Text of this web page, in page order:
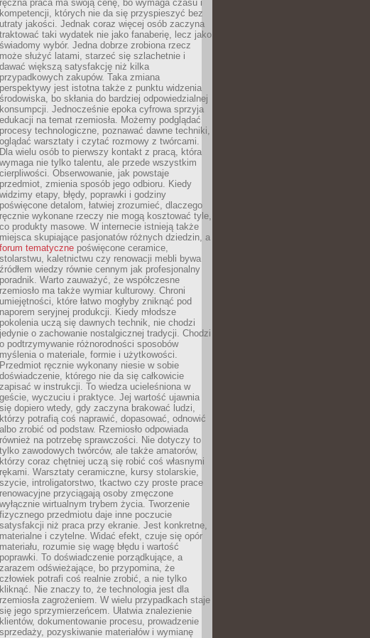
ręczna praca ma swoją cenę, bo wymaga czasu i
kompetencji, których nie da się przyspieszyć bez
utraty jakości. Jednak coraz więcej osób zaczyna
traktować taki wydatek nie jako fanaberię, lecz jako
świadomy wybór. Jedna dobrze zrobiona rzecz
może służyć latami, starzeć się szlachetnie i
dawać większą satysfakcję niż kilka
przypadkowych zakupów. Taka zmiana
perspektywy jest istotna także z punktu widzenia
środowiska, bo skłania do bardziej odpowiedzialnej
konsumpcji. Jednocześnie epoka cyfrowa sprzyja
edukacji na temat rzemiosła. Możemy podglądać
procesy technologiczne, poznawać dawne techniki,
oglądać warsztaty i czytać rozmowy z twórcami.
Dla wielu osób to pierwszy kontakt z pracą, która
wymaga nie tylko talentu, ale przede wszystkim
cierpliwości. Obserwowanie, jak powstaje
przedmiot, zmienia sposób jego odbioru. Kiedy
widzimy etapy, błędy, poprawki i godziny
poświęcone detalom, łatwiej zrozumieć, dlaczego
ręcznie wykonane rzeczy nie mogą kosztować tyle,
co produkty masowe. W internecie istnieją także
miejsca skupiające pasjonatów różnych dziedzin, a
forum tematyczne poświęcone ceramice,
stolarstwu, kaletnictwu czy renowacji mebli bywa
źródłem wiedzy równie cennym jak profesjonalny
poradnik. Warto zauważyć, że współczesne
rzemiosło ma także wymiar kulturowy. Chroni
umiejętności, które łatwo mogłyby zniknąć pod
naporem seryjnej produkcji. Kiedy młodsze
pokolenia uczą się dawnych technik, nie chodzi
jedynie o zachowanie nostalgicznej tradycji. Chodzi
o podtrzymywanie różnorodności sposobów
myślenia o materiale, formie i użytkowości.
Przedmiot ręcznie wykonany niesie w sobie
doświadczenie, którego nie da się całkowicie
zapisać w instrukcji. To wiedza ucieleśniona w
geście, wyczuciu i praktyce. Jej wartość ujawnia
się dopiero wtedy, gdy zaczyna brakować ludzi,
którzy potrafią coś naprawić, dopasować, odnowić
albo zrobić od podstaw. Rzemiosło odpowiada
również na potrzebę sprawczości. Nie dotyczy to
tylko zawodowych twórców, ale także amatorów,
którzy coraz chętniej uczą się robić coś własnymi
rękami. Warsztaty ceramiczne, kursy stolarskie,
szycie, introligatorstwo, tkactwo czy proste prace
renowacyjne przyciągają osoby zmęczone
wyłącznie wirtualnym trybem życia. Tworzenie
fizycznego przedmiotu daje inne poczucie
satysfakcji niż praca przy ekranie. Jest konkretne,
materialne i czytelne. Widać efekt, czuje się opór
materiału, rozumie się wagę błędu i wartość
poprawki. To doświadczenie porządkujące, a
zarazem odświeżające, bo przypomina, że
człowiek potrafi coś realnie zrobić, a nie tylko
kliknąć. Nie znaczy to, że technologia jest dla
rzemiosła zagrożeniem. W wielu przypadkach staje
się jego sprzymierzeńcem. Ułatwia znalezienie
klientów, dokumentowanie procesu, prowadzenie
sprzedaży, pozyskiwanie materiałów i wymianę